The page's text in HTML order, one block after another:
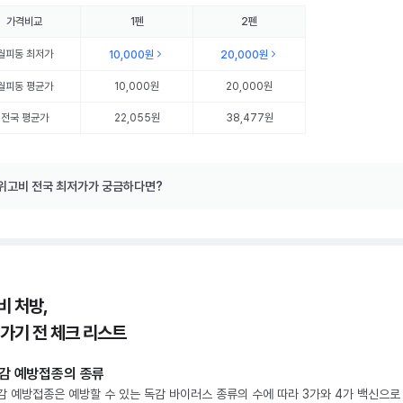
가격비교 1펜 2펜
피동최저가 10,000원 20,000원
피동평균가 10,000원 20,000원
전국 평균가 22,055원 38,477원
고비 전국 최저가가 궁금하다면?
처방,
기 전 체크 리스트
예방접종의 종류
예방접종은 예방할 수 있는 독감 바이러스 종류의 수에 따라 3가와 4가 백신으로